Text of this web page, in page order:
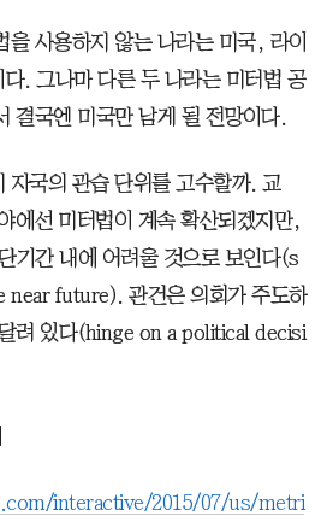
을 사용하지 않는 나라는 미국, 라이
. 그나마 다른 두 나라는 미터법 공
결국엔 미국만 남게 될 전망이다.
자국의 관습 단위를 고수할까. 교
에선 미터법이 계속 확산되겠지만,
기간 내에 어려울 것으로 보인다(s
future). 관건은 의회가 주도하
려 있다(hinge on a political decisi
interactive/2015/07/us/metri